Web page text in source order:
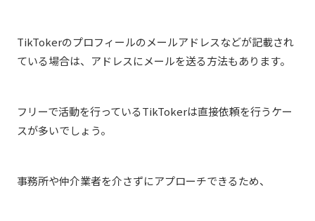
TikTokerのプロフィールのメールアドレスなどが記載され
ている場合は、アドレスにメールを送る方法もあります。
フリーで活動を行っているTikTokerは直接依頼を行うケー
スが多いでしょう。
事務所や仲介業者を介さずにアプローチできるため、